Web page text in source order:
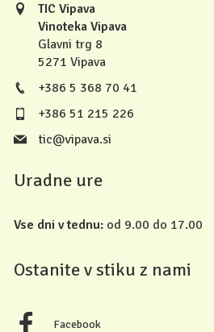
TIC Vipava
Vinoteka Vipava
Glavni trg 8
5271 Vipava
+386 5 368 70 41
+386 51 215 226
tic@vipava.si
Uradne ure
Vse dni v tednu: od 9.00 do 17.00
Ostanite v stiku z nami
Facebook